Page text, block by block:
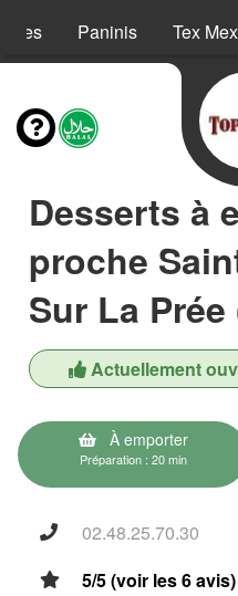
Paninis Tex Mex
Desserts à
proche
Sur La Prée
Actuellement
À emporter
Préparation : 20 min
02.48.25.70.30
5/5 (voir les 6 avis)